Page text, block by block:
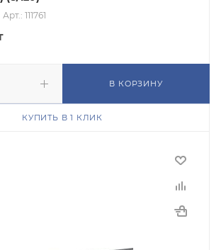
Арт.: 111761
В КОРЗИНУ
КУПИТЬ В 1 КЛИК